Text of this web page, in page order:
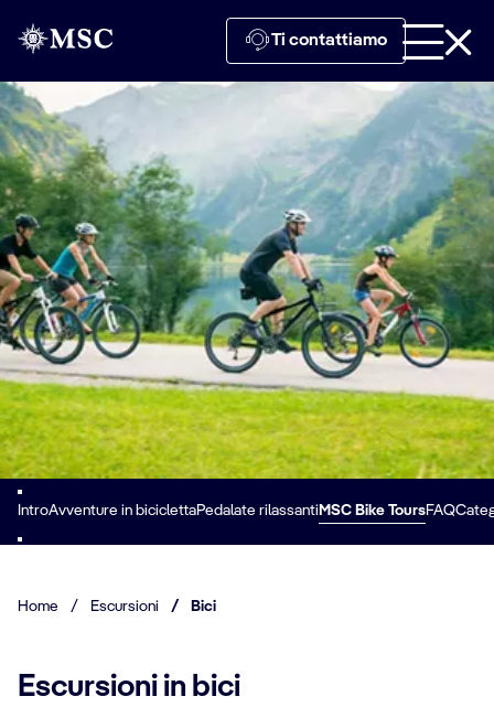
Ti contattiamo
IntroAvventure in biciclettaPedalate rilassantiMSC Bike ToursFAQ
Home / Escursioni / Bici
Escursioni in bici